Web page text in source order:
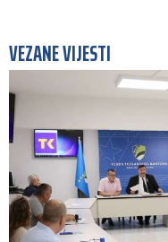
VEZANE VIJESTI